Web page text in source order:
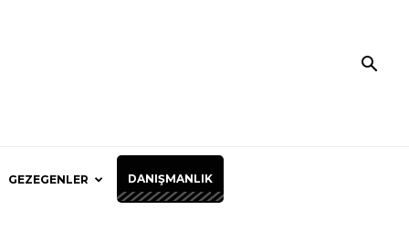
GEZEGENLER DANIŞMANLIK